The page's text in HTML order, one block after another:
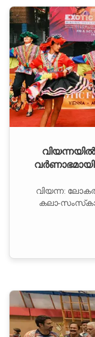
വിയന്ന:
കലാ-
വിയന്നയില്‍